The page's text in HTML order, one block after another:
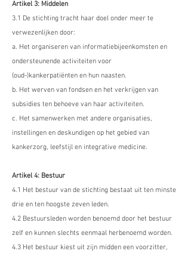
Artikel 3: Middelen
3.1 De stichting tracht haar doel onder meer te
verwezenlijken door:
a. Het organiseren van informatiebijeenkomsten en
ondersteunende activiteiten voor
(oud-)kankerpatiënten en hun naasten.
b. Het werven van fondsen en het verkrijgen van
subsidies ten behoeve van haar activiteiten.
c. Het samenwerken met andere organisaties,
instellingen en deskundigen op het gebied van
kankerzorg, leefstijl en integrative medicine.
Artikel 4: Bestuur
4.1 Het bestuur van de stichting bestaat uit ten minste
drie en ten hoogste zeven leden.
4.2 Bestuursleden worden benoemd door het bestuur
zelf en kunnen slechts eenmaal herbenoemd worden.
4.3 Het bestuur kiest uit zijn midden een voorzitter,